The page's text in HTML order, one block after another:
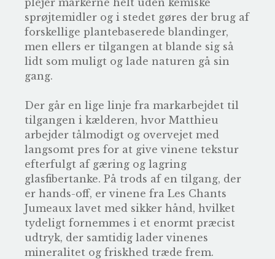
plejer markerne helt uden kemiske
sprøjtemidler og i stedet gøres der brug af
forskellige plantebaserede blandinger,
men ellers er tilgangen at blande sig så
lidt som muligt og lade naturen gå sin
gang.
Der går en lige linje fra markarbejdet til
tilgangen i kælderen, hvor Matthieu
arbejder tålmodigt og overvejet med
langsomt pres for at give vinene tekstur
efterfulgt af gæring og lagring
glasfibertanke. På trods af en tilgang, der
er hands-off, er vinene fra Les Chants
Jumeaux lavet med sikker hånd, hvilket
tydeligt fornemmes i et enormt præcist
udtryk, der samtidig lader vinenes
mineralitet og friskhed træde frem.